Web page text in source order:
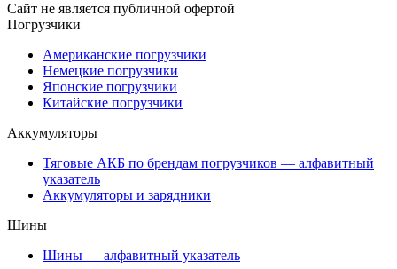
Сайт не является публичной офертой
Погрузчики
Американские погрузчики
Немецкие погрузчики
Японские погрузчики
Китайские погрузчики
Аккумуляторы
Тяговые АКБ по брендам погрузчиков — алфавитный
указатель
Аккумуляторы и зарядники
Шины
Шины — алфавитный указатель